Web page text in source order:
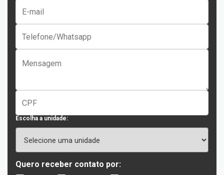
Escolha a unidade:
Quero receber contato por: